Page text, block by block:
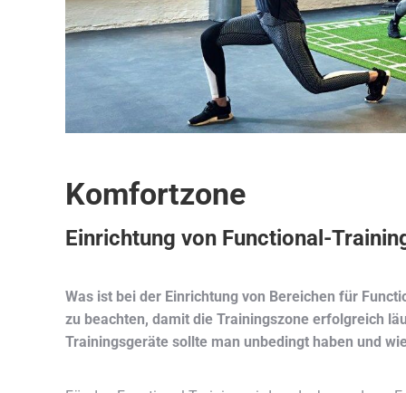
Komfortzone
Einrichtung von Functional-
Was ist bei der Einrichtung von Bereichen für
zu beachten, damit die Trainingszone erfolgreich
Trainingsgeräte sollte man unbedingt haben und